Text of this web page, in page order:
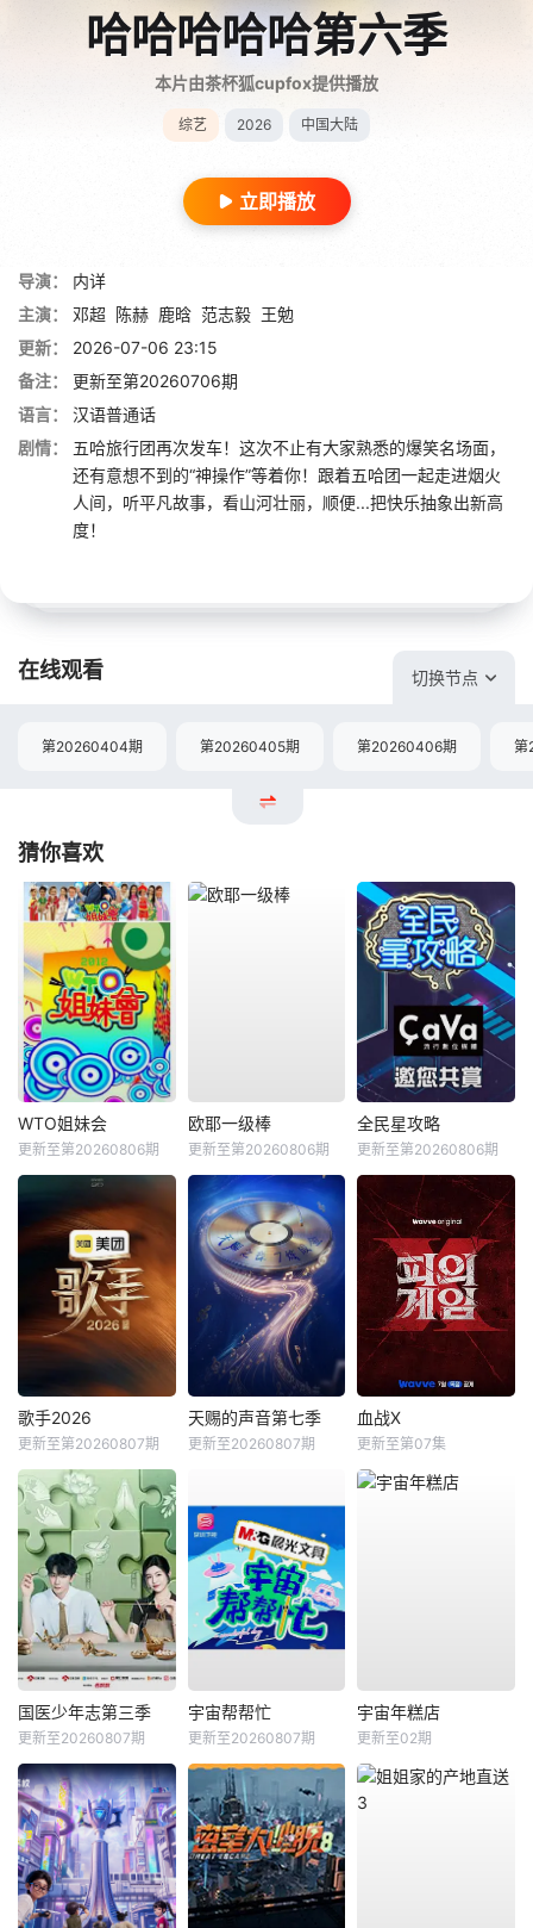
哈哈哈哈哈第六季
本片由茶杯狐cupfox提供播放
综艺 2026 中国大陆
立即播放
导演：
内详
主演：
邓超 陈赫 鹿晗 范志毅 王勉
更新：
2026-07-06 23:15
备注：
更新至第20260706期
语言：
汉语普通话
剧情：
五哈旅行团再次发车！这次不止有大家熟悉的爆笑名场面，
还有意想不到的“神操作”等着你！跟着五哈团一起走进烟火
人间，听平凡故事，看山河壮丽，顺便...把快乐抽象出新高
度！
在线观看 切换节点
第20260404期 第20260405期 第20260406期 第
猜你喜欢
WTO姐妹会
更新至第20260806期
欧耶一级棒
更新至第20260806期
全民星攻略
更新至第20260806期
歌手2026
更新至第20260807期
天赐的声音第七季
更新至20260807期
血战X
更新至第07集
国医少年志第三季
更新至20260807期
宇宙帮帮忙
更新至20260807期
宇宙年糕店
更新至02期